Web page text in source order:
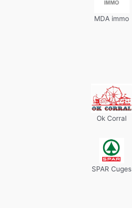
MDA immo
Ok Corral
SPAR Cuges